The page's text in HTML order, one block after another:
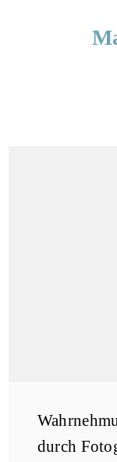
durch